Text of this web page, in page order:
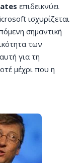
επιδεικνύει
ισχυρίζεται
σημαντική
των
για τη
μέχρι που η